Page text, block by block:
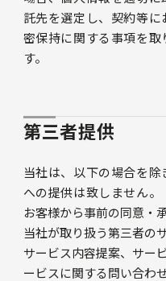
託先を選定し、契約等
密保持に関する事項を
す。
第三者提供
当社は、以下の場合を
への提供は致しません。
お客様から事前の同意・
当社が取り扱う第三者の
サービス内容提案、サー
ービスに関する問い合わ